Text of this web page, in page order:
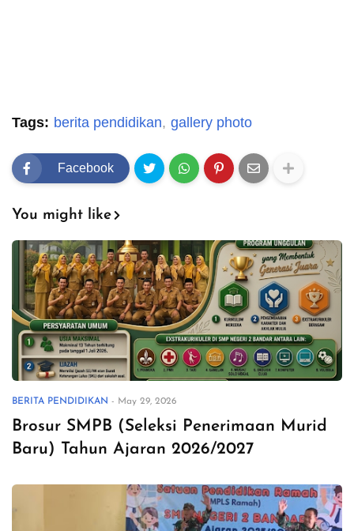
Tags: berita pendidikan gallery photo
Facebook
You might like
BERITA PENDIDIKAN - May 29, 2026
Brosur SMPB (Seleksi Penerimaan Murid
Baru) Tahun Ajaran 2026/2027